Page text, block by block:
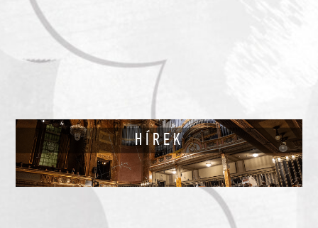
HÍREK